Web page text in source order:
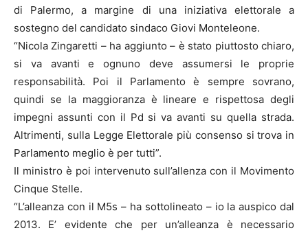
di Palermo, a margine di una iniziativa elettorale a
sostegno del candidato sindaco Giovi Monteleone.
“Nicola Zingaretti – ha aggiunto – è stato piuttosto chiaro,
si va avanti e ognuno deve assumersi le proprie
responsabilità. Poi il Parlamento è sempre sovrano,
quindi se la maggioranza è lineare e rispettosa degli
impegni assunti con il Pd si va avanti su quella strada.
Altrimenti, sulla Legge Elettorale più consenso si trova in
Parlamento meglio è per tutti”.
Il ministro è poi intervenuto sull’allenza con il Movimento
Cinque Stelle.
“L’alleanza con il M5s – ha sottolineato – io la auspico dal
2013. E’ evidente che per un’alleanza è necessario